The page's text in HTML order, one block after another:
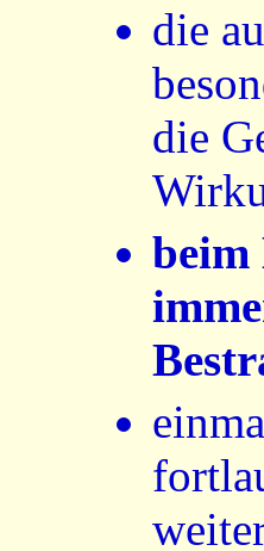
die
die
beim